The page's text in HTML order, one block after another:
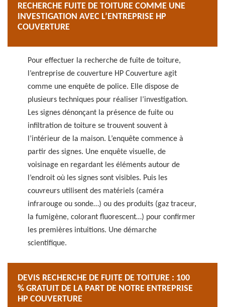
RECHERCHE FUITE DE TOITURE COMME UNE
INVESTIGATION AVEC L’ENTREPRISE HP
COUVERTURE
Pour effectuer la recherche de fuite de toiture,
l’entreprise de couverture HP Couverture agit
comme une enquête de police. Elle dispose de
plusieurs techniques pour réaliser l’investigation.
Les signes dénonçant la présence de fuite ou
infiltration de toiture se trouvent souvent à
l’intérieur de la maison. L’enquête commence à
partir des signes. Une enquête visuelle, de
voisinage en regardant les éléments autour de
l’endroit où les signes sont visibles. Puis les
couvreurs utilisent des matériels (caméra
infrarouge ou sonde…) ou des produits (gaz traceur,
la fumigène, colorant fluorescent…) pour confirmer
les premières intuitions. Une démarche
scientifique.
DEVIS RECHERCHE DE FUITE DE TOITURE : 100
% GRATUIT DE LA PART DE NOTRE ENTREPRISE
HP COUVERTURE